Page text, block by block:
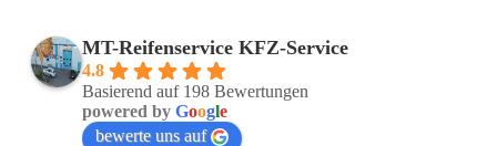
MT-Reifenservice KFZ-Service
4.8
Basierend auf 198 Bewertungen
powered by Google
bewerte uns auf